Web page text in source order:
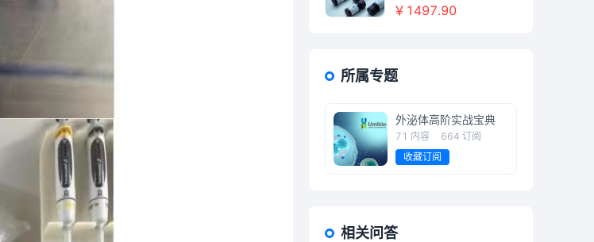
拉丁
￥1497.90
所属专题
外泌体高阶实战宝典
71 内容 664 订阅
收藏订阅
相关问答